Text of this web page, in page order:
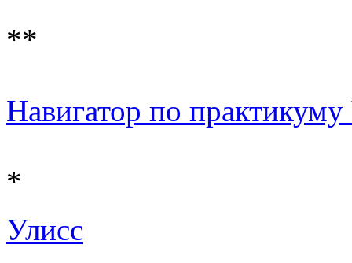
**
Навигатор по
*
Улисс